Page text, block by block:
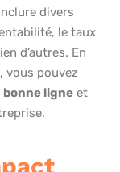
divers
le taux
d’autres. En
vous pouvez
bonne ligne et